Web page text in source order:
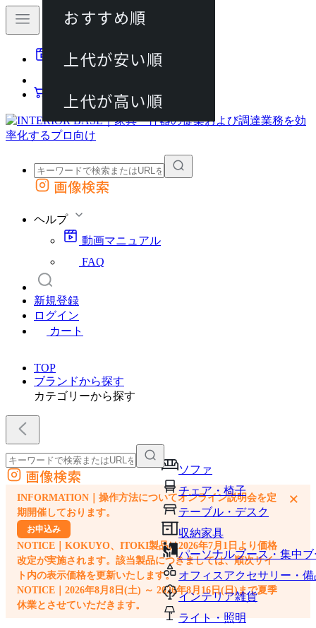
動画マニュアル
カート
外部サイトの商品をカートに追加
画像検索
ヘルプ
動画マニュアル
FAQ
新規登録
ログイン
カート
TOP
ブランドから探す
カテゴリーから探す
ソファ
チェア・椅子
テーブル・デスク
収納家具
パーソナルブース・集中
オフィスアクセサリー・備
インテリア雑貨
ライト・照明
外部サイトの商品をカートに追加
他のサイトで見つけた商品ページのURLを貼り付けて、カートに追加できます
画像検索
INFORMATION｜操作方法についてオンライン説明会を定
期開催しております。
お申込み
NOTICE｜KOKUYO、ITOKI製品は2026年7月1日より価格
改定が実施されます。該当製品につきましては、順次サイ
ト内の表示価格を更新いたします。
NOTICE｜2026年8月8日(土) ～ 2026年8月16日(日)まで夏季
休業とさせていただきます。
×
おすすめ順
上代が安い順
上代が高い順